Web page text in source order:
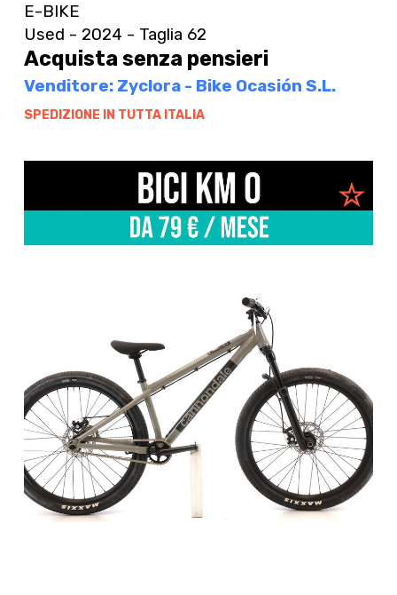
E-BIKE
Used - 2024 - Taglia 62
Acquista senza pensieri
Venditore: Zyclora - Bike Ocasión S.L.
SPEDIZIONE IN TUTTA ITALIA